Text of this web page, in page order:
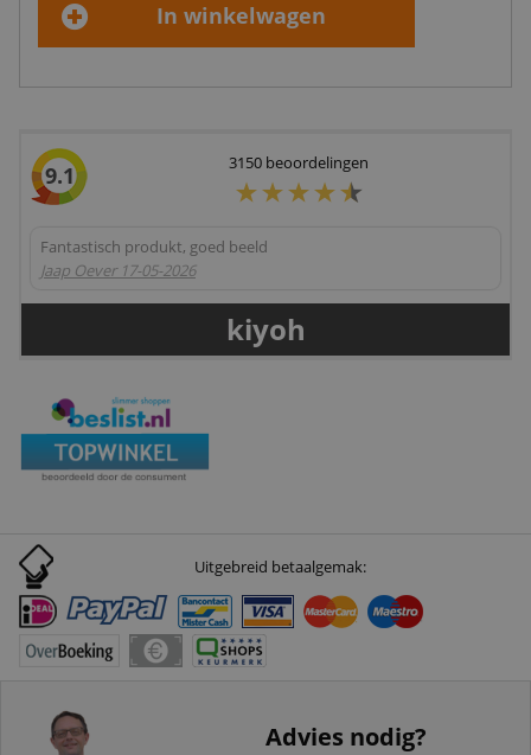
In winkelwagen
9.1 3150 beoordelingen
Fantastisch produkt, goed beeld
Jaap Oever 17-05-2026
kiyoh
Uitgebreid betaalgemak:
Advies nodig?